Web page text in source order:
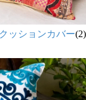
ッションカバー(2)